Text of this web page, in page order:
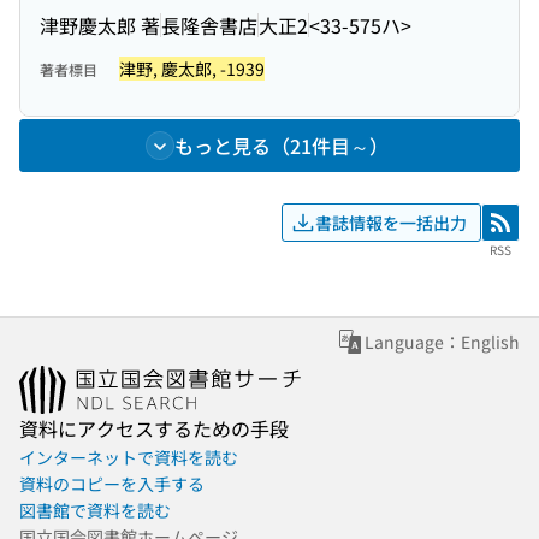
津野慶太郎 著長隆舎書店大正2<33-575ハ>
著者標目 津野, 慶太郎, -1939
もっと見る（21件目～）
書誌情報を一括出力 RSS
RSS
Language：English
資料にアクセスするための手段
インターネットで資料を読む
資料のコピーを入手する
図書館で資料を読む